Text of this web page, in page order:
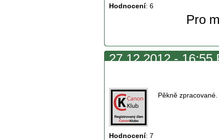
Hodnocení: 6
Pro
27.12.2012 -
Hodnocení: 7
Pěkně